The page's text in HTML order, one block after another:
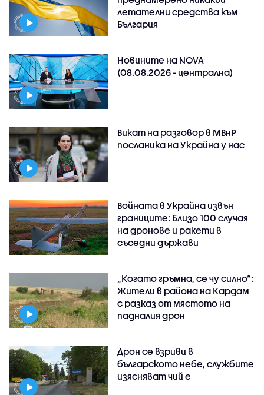
летателни средства към
България
Новините на NOVA
(08.08.2026 - централна)
Викат на разговор в МВнР
посланика на Украйна у нас
Войната в Украйна извън
границите: Близо 100 случая
на дронове и ракети в
съседни държави
„Когато гръмна, се чу силно“:
Жители в района на Кардам
с разказ от мястото на
падналия дрон
Дрон се взриви в
българското небе, службите
изясняват чий е